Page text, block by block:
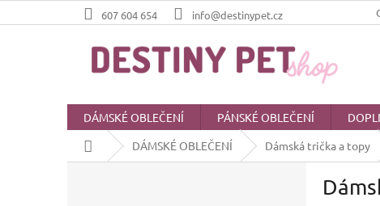
na
607 604 654 info@destinypet.cz
DÁMSKÉ OBLEČENÍ PÁNSKÉ OBLEČENÍ
Domů
DÁMSKÉ OBLEČENÍ Dámská trička a topy